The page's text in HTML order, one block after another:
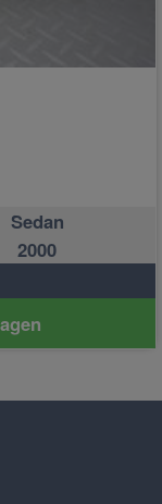
Sedan
2000